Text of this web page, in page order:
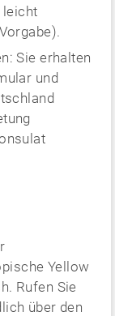
leicht
Sie erhalten
und
Yellow
Rufen Sie
über den